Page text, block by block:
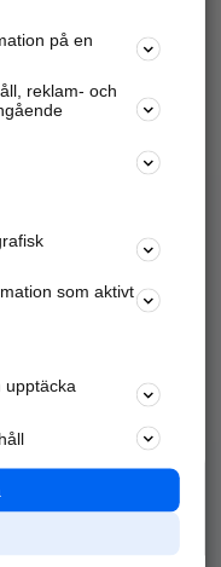
mm.
företaget
annonsera mot
nära dig.
sökningar
på en
reklam- och
som aktivt
upptäcka